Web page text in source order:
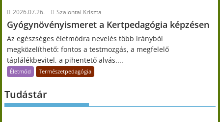
2026.07.26. Szalontai Kriszta
Gyógynövényismeret a Kertpedagógia képzésen
Az egészséges életmódra nevelés több irányból
megközelíthető: fontos a testmozgás, a megfelelő
táplálékbevitel, a pihentető alvás....
Életmód Természetpedagógia
Tudástár